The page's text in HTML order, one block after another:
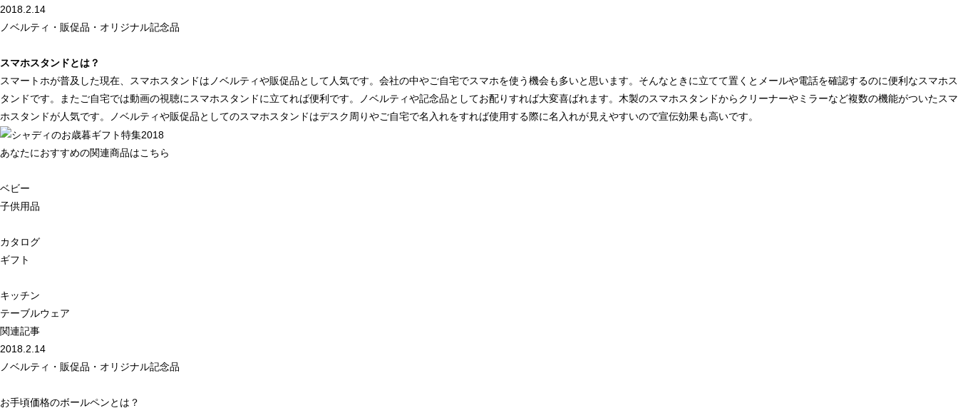
2018.2.14
ノベルティ・販促品・オリジナル記念品
スマホスタンドとは？
スマートホが普及した現在、スマホスタンドはノベルティや販促品として人気です。会社の中やご自宅でスマホを使う機会も多いと思います。そんなときに立てて置くとメールや電話を確認するのに便利なスマホス
タンドです。またご自宅では動画の視聴にスマホスタンドに立てれば便利です。ノベルティや記念品としてお配りすれば大変喜ばれます。木製のスマホスタンドからクリーナーやミラーなど複数の機能がついたスマ
ホスタンドが人気です。ノベルティや販促品としてのスマホスタンドはデスク周りやご自宅で名入れをすれば使用する際に名入れが見えやすいので宣伝効果も高いです。
あなたにおすすめの関連商品はこちら
ベビー
子供用品
カタログ
ギフト
キッチン
テーブルウェア
関連記事
2018.2.14
ノベルティ・販促品・オリジナル記念品
お手頃価格のボールペンとは？